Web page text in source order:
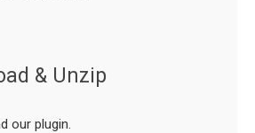
& Unzip
our plugin.